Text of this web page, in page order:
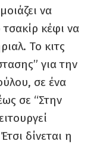
να
κέφι να
Το κιτς
για την
σε ένα
σε “Στην
δίνεται η